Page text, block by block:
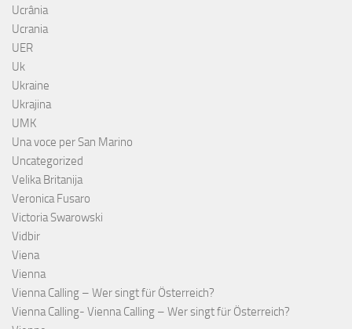
Ucrânia
Ucrania
UER
Uk
Ukraine
Ukrajina
UMK
Una voce per San Marino
Uncategorized
Velika Britanija
Veronica Fusaro
Victoria Swarowski
Vidbir
Viena
Vienna
Vienna Calling – Wer singt für Österreich?
Vienna Calling- Vienna Calling – Wer singt für Österreich?